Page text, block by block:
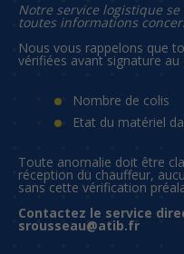
Notre service logistique
toutes informations
Nous vous rappelons que
vérifiées avant signature au
Nombre de colis
Etat du matériel
Toute anomalie doit être
réception du chauffeur,
sans cette vérification
Contactez le service
srousseau@atib.fr